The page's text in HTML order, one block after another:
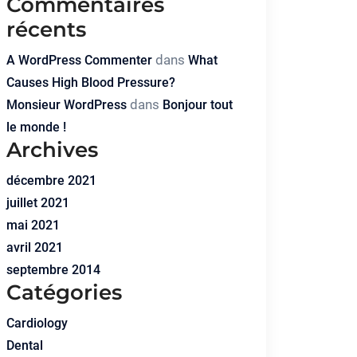
récents
A WordPress Commenter dans What
Causes High Blood Pressure?
Monsieur WordPress dans Bonjour tout
le monde !
Archives
décembre 2021
juillet 2021
mai 2021
avril 2021
septembre 2014
Catégories
Cardiology
Dental